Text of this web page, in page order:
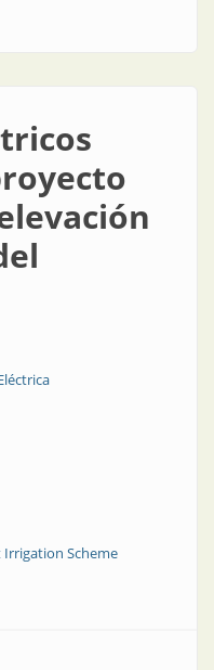
Irrigation Scheme
accionan el proyecto de